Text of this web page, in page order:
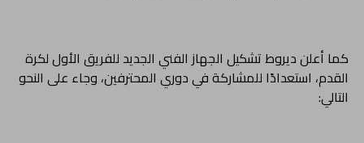
كما أعلن ديروط تشكيل الجهاز الفني الجديد للفريق الأول لكرة
القدم، استعدادًا للمشاركة في دوري المحترفين، وجاء على النحو
التالي: